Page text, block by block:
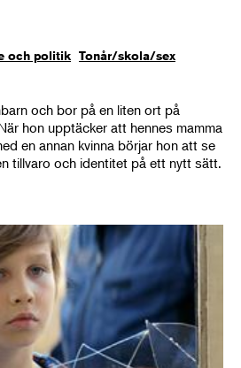
och politik Tonår/skola/sex
och bor på en liten ort på
hon upptäcker att hennes mamma
en annan kvinna börjar hon att se
tillvaro och identitet på ett nytt sätt.